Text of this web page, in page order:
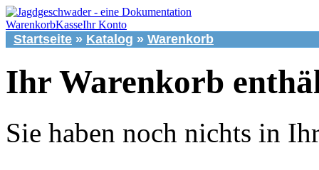
WarenkorbKasseIhr Konto
Startseite » Katalog » Warenkorb
Ihr Warenkorb
Sie haben noch nichts in